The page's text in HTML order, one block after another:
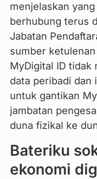
menjelaskan
berhubung terus
Jabatan
sumber
MyDigital ID tidak
data peribadi dan
untuk gantikan
jambatan
duna fizikal ke
Bateriku
ekonomi